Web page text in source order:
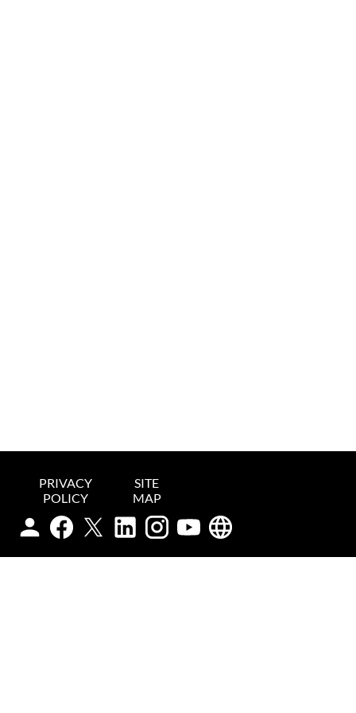
PRIVACY
POLICY
SITE
MAP